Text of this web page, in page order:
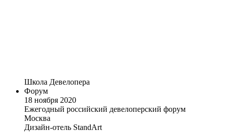
Школа Девелопера
Форум
18 ноября 2020
Ежегодный российский девелоперский форум
Москва
Дизайн-отель StandArt